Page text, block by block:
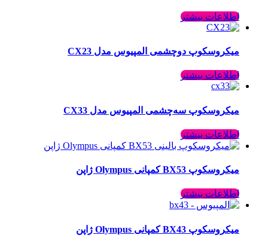
اطلاعات بیشتر
ميكروسكوپ دوچشمی المپیوس مدل CX23
اطلاعات بیشتر
ميكروسكوپ سه‌چشمی المپیوس مدل CX33
اطلاعات بیشتر
میکروسکوپ BX53 کمپانی Olympus ژاپن
اطلاعات بیشتر
میکروسکوپ BX43 کمپانی Olympus ژاپن